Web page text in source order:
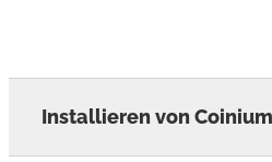
Installieren von